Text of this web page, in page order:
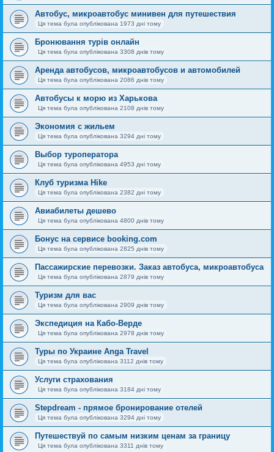
Автобус, микроавтобус минивен для путешествия
Ця тема була опублікована 1973 дні тому
Бронювання турів онлайн
Ця тема була опублікована 3308 днів тому
Аренда автобусов, микроавтобусов и автомобилей
Ця тема була опублікована 2086 днів тому
Автобусы к морю из Харькова
Ця тема була опублікована 2108 днів тому
Экономия с жильем
Ця тема була опублікована 3294 дні тому
Выбор туроператора
Ця тема була опублікована 4953 дні тому
Клуб туризма Hike
Ця тема була опублікована 2382 дні тому
Авиабилеты дешево
Ця тема була опублікована 4800 днів тому
Бонус на сервисе booking.com
Ця тема була опублікована 2825 днів тому
Пассажирские перевозки. Заказ автобуса, микроавтобуса
Ця тема була опублікована 2879 днів тому
Туризм для вас
Ця тема була опублікована 2909 днів тому
Экспедиция на Кабо-Верде
Ця тема була опублікована 2978 днів тому
Туры по Украине Anga Travel
Ця тема була опублікована 3112 днів тому
Услуги страхования
Ця тема була опублікована 3184 дні тому
Stepdream - прямое бронирование отелей
Ця тема була опублікована 3294 дні тому
Путешествуй по самым низким ценам за границу
Ця тема була опублікована 3311 днів тому